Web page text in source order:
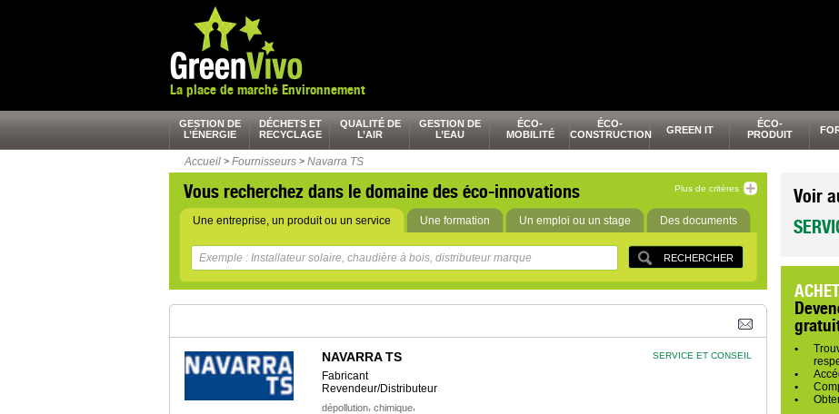
La place de marché Environnement
GESTION DE
L’ÉNERGIE
DÉCHETS ET
RECYCLAGE
QUALITÉ DE
L’AIR
GESTION DE
L’EAU
ÉCO-
MOBILITÉ
ÉCO-
CONSTRUCTION
GREEN IT
ÉCO-
PRODUIT
Accueil > Fournisseurs > Navarra TS
Vous recherchez dans le domaine des éco-innovations Plus de critères
Une entreprise, un produit ou un service Une formation Un emploi ou un stage Des documents
NAVARRA TS
Fabricant
Revendeur/Distributeur
dépollution, chimique,
SERVICE ET CONSEIL
Voir